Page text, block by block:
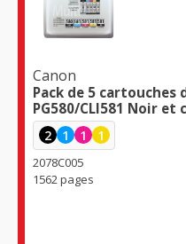
Canon
Pack de 5 cartouches
PG580/CLI581 Noir et
2 1 1 1
2078C005
1562 pages